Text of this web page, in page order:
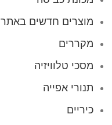
מוצרים חדשים באתר
מקררים
מסכי טלוויזיה
תנורי אפייה
כיריים